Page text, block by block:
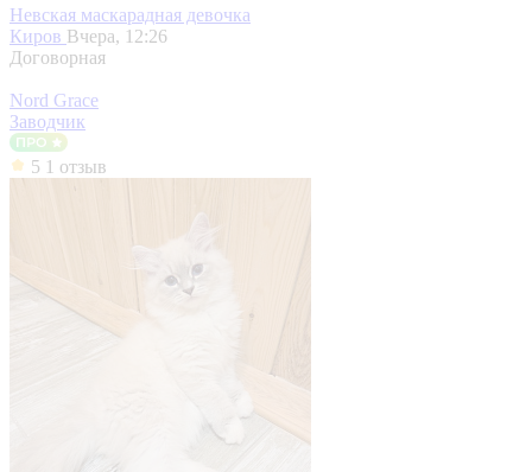
Невская маскарадная девочка
Киров Вчера, 12:26
Договорная
Nord Grace
Заводчик
5 1 отзыв